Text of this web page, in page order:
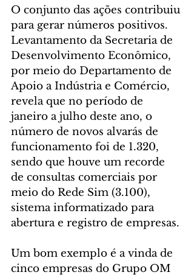
O conjunto das ações contribuiu
para gerar números positivos.
Levantamento da Secretaria de
Desenvolvimento Econômico,
por meio do Departamento de
Apoio a Indústria e Comércio,
revela que no período de
janeiro a julho deste ano, o
número de novos alvarás de
funcionamento foi de 1.320,
sendo que houve um recorde
de consultas comerciais por
meio do Rede Sim (3.100),
sistema informatizado para
abertura e registro de empresas.
Um bom exemplo é a vinda de
cinco empresas do Grupo OM